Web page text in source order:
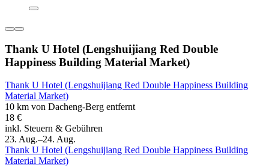
Thank U Hotel (Lengshuijiang Red Double
Happiness Building Material Market)
Thank U Hotel (Lengshuijiang Red Double Happiness Building
Material Market)
10 km von Dacheng-Berg entfernt
18 €
inkl. Steuern & Gebühren
23. Aug.–24. Aug.
Thank U Hotel (Lengshuijiang Red Double Happiness Building
Material Market)